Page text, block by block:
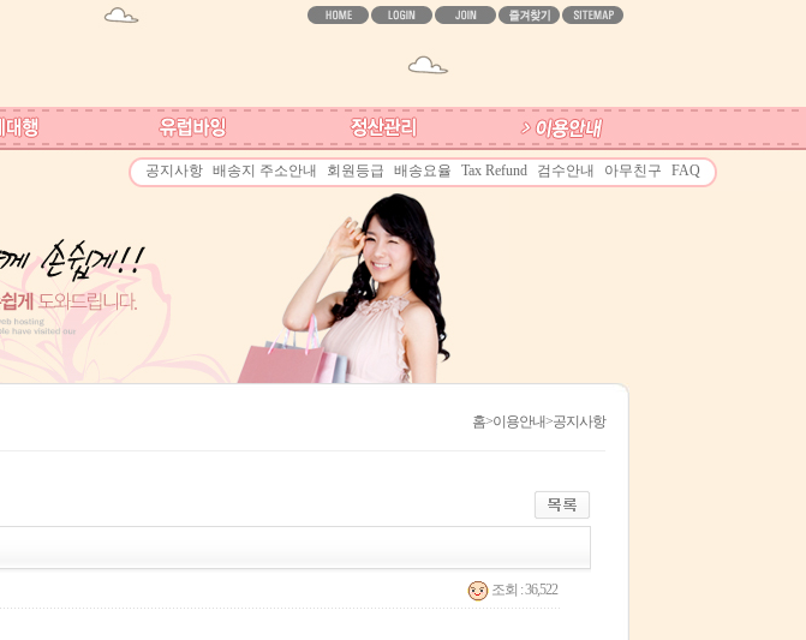
공지사항 배송지 주소안내 회원등급 배송요율 Tax Refund 검수안내 아무친구 FAQ
홈>이용안내>공지사항
조회 : 36,522